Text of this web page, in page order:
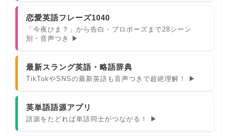
恋愛英語フレーズ1040
「今夜ひま？」から告白・プロポーズまで28シーン
別・音声つき ▶
最新スラング英語・略語辞典
TikTokやSNSの最新英語も音声つきで超絶理解！ ▶
英単語語源アプリ
語源をたどれば単語同士がつながる！ ▶